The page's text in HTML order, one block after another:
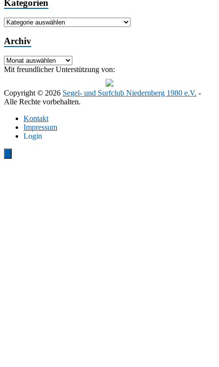
Kategorien
Kategorien
Archiv
Archiv
Mit freundlicher Unterstützung von:
Copyright © 2026 Segel- und Surfclub Niedernberg 1980 e.V. -
Alle Rechte vorbehalten.
Kontakt
Impressum
Login